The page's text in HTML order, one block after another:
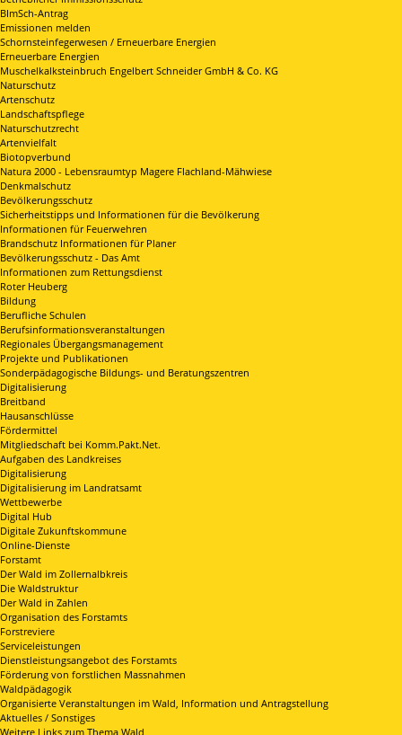
BImSch-Antrag
Emissionen melden
Schornsteinfegerwesen / Erneuerbare Energien
Erneuerbare Energien
Muschelkalksteinbruch Engelbert Schneider GmbH & Co. KG
Naturschutz
Artenschutz
Landschaftspflege
Naturschutzrecht
Artenvielfalt
Biotopverbund
Natura 2000 - Lebensraumtyp Magere Flachland-Mähwiese
Denkmalschutz
Bevölkerungsschutz
Sicherheitstipps und Informationen für die Bevölkerung
Informationen für Feuerwehren
Brandschutz Informationen für Planer
Bevölkerungsschutz - Das Amt
Informationen zum Rettungsdienst
Roter Heuberg
Bildung
Berufliche Schulen
Berufsinformationsveranstaltungen
Regionales Übergangsmanagement
Projekte und Publikationen
Sonderpädagogische Bildungs- und Beratungszentren
Digitalisierung
Breitband
Hausanschlüsse
Fördermittel
Mitgliedschaft bei Komm.Pakt.Net.
Aufgaben des Landkreises
Digitalisierung
Digitalisierung im Landratsamt
Wettbewerbe
Digital Hub
Digitale Zukunftskommune
Online-Dienste
Forstamt
Der Wald im Zollernalbkreis
Die Waldstruktur
Der Wald in Zahlen
Organisation des Forstamts
Forstreviere
Serviceleistungen
Dienstleistungsangebot des Forstamts
Förderung von forstlichen Massnahmen
Waldpädagogik
Organisierte Veranstaltungen im Wald, Information und Antragstellung
Aktuelles / Sonstiges
Weitere Links zum Thema Wald